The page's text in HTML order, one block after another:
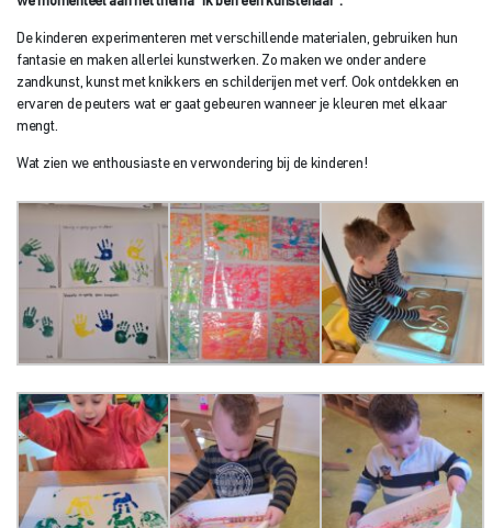
De kinderen experimenteren met verschillende materialen, gebruiken hun
fantasie en maken allerlei kunstwerken. Zo maken we onder andere
zandkunst, kunst met knikkers en schilderijen met verf. Ook ontdekken en
ervaren de peuters wat er gaat gebeuren wanneer je kleuren met elkaar
mengt.
Wat zien we enthousiaste en verwondering bij de kinderen!